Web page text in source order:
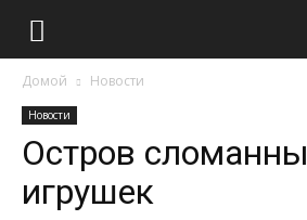
Домой Новости
Новости
Остров
игрушек